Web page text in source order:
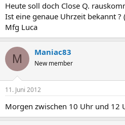
Heute soll doch Close Q.
Ist eine genaue Uhrzeit bekannt ?
Mfg Luca
M Maniac83
New member
11. Juni 2012
Morgen zwischen 10 Uhr und 12